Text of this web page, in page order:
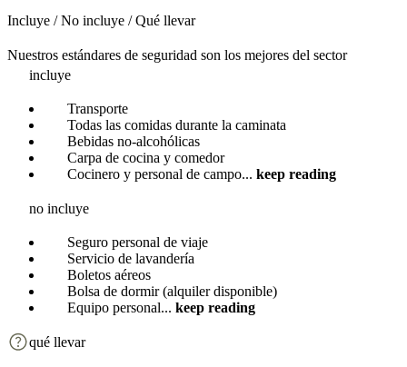
Incluye / No incluye / Qué llevar
Nuestros estándares de seguridad son los mejores del sector
incluye
Transporte
Todas las comidas durante la caminata
Bebidas no-alcohólicas
Carpa de cocina y comedor
Cocinero y personal de campo... keep reading
no incluye
Seguro personal de viaje
Servicio de lavandería
Boletos aéreos
Bolsa de dormir (alquiler disponible)
Equipo personal... keep reading
qué llevar